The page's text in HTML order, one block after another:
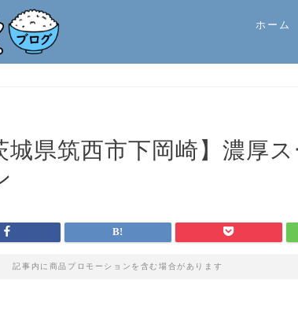
ホーム
城県筑西市下岡崎】濃厚ス
記事内に商品プロモーションを含む場合があります